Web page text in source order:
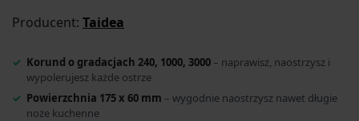
Producent: Taidea
Korund o gradacjach 240, 1000, 3000 – naprawisz, naostrzysz i
wypolerujesz każde ostrze
Powierzchnia 175 x 60 mm – wygodnie naostrzysz nawet długie
noże kuchenne